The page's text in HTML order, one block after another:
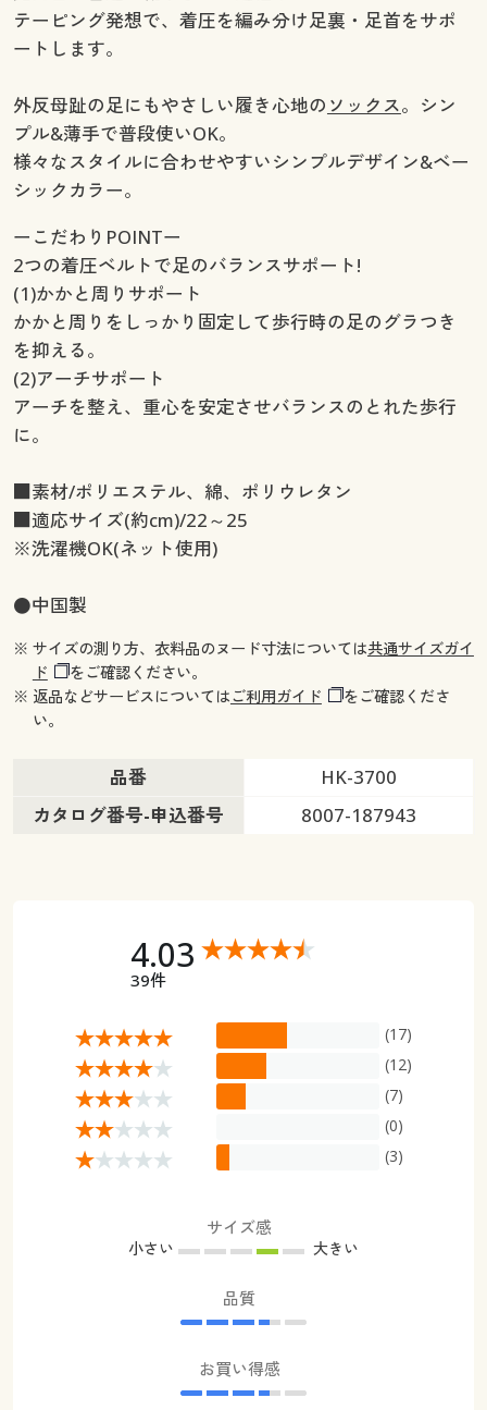
テーピング発想で、着圧を編み分け足裏・足首をサポ
ートします。
外反母趾の足にもやさしい履き心地の ソックス。シン
プル&薄手で普段使いOK。
様々なスタイルに合わせやすいシンプルデザイン&ベー
シックカラー。
ーこだわりPOINTー
2つの着圧ベルトで足のバランスサポート!
(1)かかと周りサポート
かかと周りをしっかり固定して歩行時の足のグラつき
を抑える。
(2)アーチサポート
アーチを整え、重心を安定させバランスのとれた歩行
に。
■素材/ポリエステル、綿、ポリウレタン
■適応サイズ(約cm)/22～25
※洗濯機OK(ネット使用)
●中国製
※ サイズの測り方、衣料品のヌード寸法については共通サイズガイ
ド
をご確認ください。
※ 返品などサービスについてはご利用ガイド
をご確認くださ
い。
品番
HK-3700
カタログ番号-申込番号
8007-187943
4.03
39件
(17)
(12)
(7)
(0)
(3)
サイズ感
小さい 大きい
品質
お買い得感